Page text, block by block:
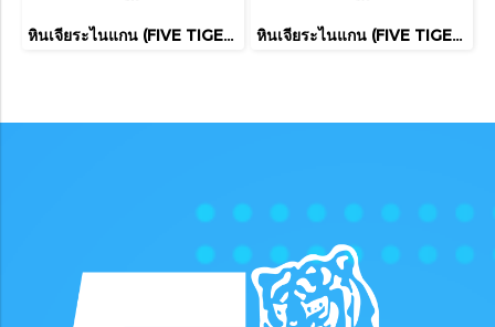
หินเจียระไนแกน (FIVE TIGER) หินเจียระไนแกน (FIVE TIGER)